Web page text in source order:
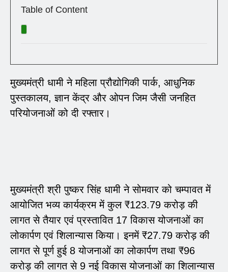
Table of Content
मुख्यमंत्री धामी ने महिला प्रौद्योगिकी पार्क, आधुनिक
पुस्तकालय, ज्ञान केंद्र और ओपन जिम जैसी जनहित
परियोजनाओं को दी रफ्तार।
मुख्यमंत्री श्री पुष्कर सिंह धामी ने सोमवार को चम्पावत में
आयोजित भव्य कार्यक्रम में कुल ₹123.79 करोड़ की
लागत से तैयार एवं प्रस्तावित 17 विकास योजनाओं का
लोकार्पण एवं शिलान्यास किया। इनमें ₹27.79 करोड़ की
लागत से पूर्ण हुई 8 योजनाओं का लोकार्पण तथा ₹96
करोड़ की लागत से 9 नई विकास योजनाओं का शिलान्यास